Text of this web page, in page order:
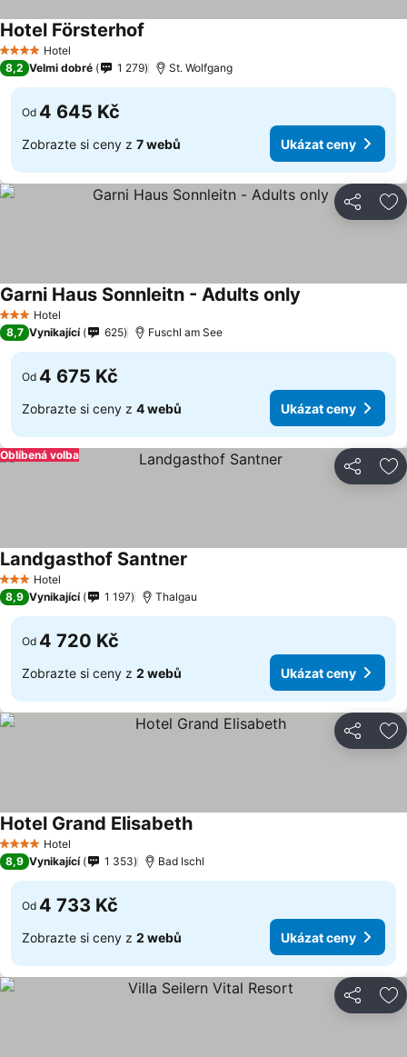
4 Počet hvězdiček
Hotel
Hotel Försterhof
8,2 Velmi dobré 1 279 St. Wolfgang
Od 4 645 Kč
Zobrazte si ceny z 7 webů Ukázat ceny
Sdílet
3 Počet hvězdiček
Hotel
Garni Haus Sonnleitn - Adults only
8,7 Vynikající 625 Fuschl am See
Od 4 675 Kč
Zobrazte si ceny z 4 webů Ukázat ceny
Sdílet
Oblíbená volba
3 Počet hvězdiček
Hotel
Landgasthof Santner
8,9 Vynikající 1 197 Thalgau
Od 4 720 Kč
Zobrazte si ceny z 2 webů Ukázat ceny
Sdílet
4 Počet hvězdiček
Hotel
Hotel Grand ElisabethUkázat ceny
8,9 Vynikající 1 353 Bad Ischl
Od 4 733 Kč
Zobrazte si ceny z 2 webů Ukázat ceny
Sdílet